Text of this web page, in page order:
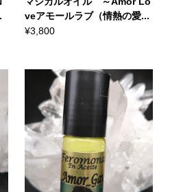
veアモールラブ（情熱の愛...
¥3,800